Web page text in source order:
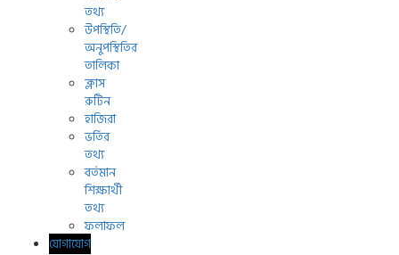
তথ্য
উপস্থিতি/
অনুপস্থিতির
তালিকা
ক্লাস
রুটিন
হাজিরা
ভর্তির
তথ্য
বর্তমান
শিক্ষার্থী
তথ্য
ফলাফল
যোগাযোগ